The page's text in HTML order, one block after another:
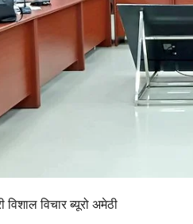
विशाल विचार ब्यूरो अमेठी